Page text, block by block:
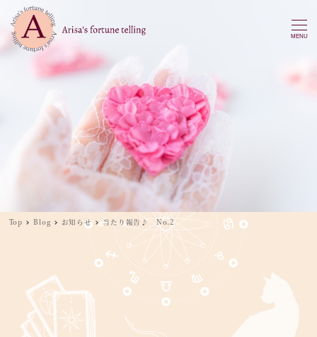
MENU
Top Blog お知らせ 当たり報告♪ No.2